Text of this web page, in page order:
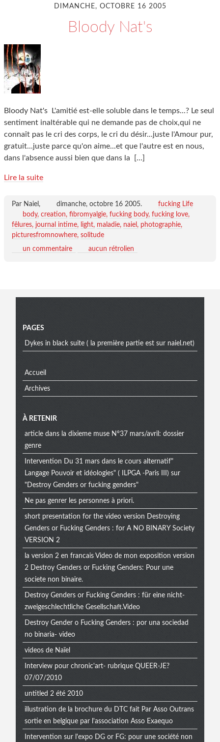
DIMANCHE, OCTOBRE 16 2005
Bloody Nat's
Bloody Nat's L'amitié est-elle soluble dans le temps...? Le seul
sentiment inaltérable qui ne demande pas de choix,qui ne
connaît pas le cri des corps, le cri du désir...juste l'Amour pur,
gratuit...juste parce qu'on aime...et que l'autre est en nous,
dans l'absence aussi bien que dans la
[…]
Lire la suite
Par Naiel, dimanche, octobre 16 2005.
fucking Life
body creation fibromyalgie fucking body fucking love
fêlures journal intime light maladie naiel
photographie
picturesfromnowhere solitude
un commentaire
aucun rétrolien
Menu
PAGES
Dykes in black suite ( la première partie est sur naiel.net)
Accueil
Archives
À RETENIR
article dans la dixieme muse N°37 mars/avril: dossier
genre
Intervention Du 31 mars dans le cours alternatif"
Langage Pouvoir et idéologies" ( ILPGA -Paris III) sur
"Destroy Genders or fucking genders"
Ne pas genrer les personnes à priori.
short presentation for the video version Destroying
Genders or Fucking Genders : for A NO BINARY Society
VERSION 2
la version 2 en francais Video de mon exposition version
2 Destroy Genders or Fucking Genders: Pour une
societe non binaire.
Destroy Genders or Fucking Genders : für eine nicht-
zweigeschlechtliche Gesellschaft.Video
Destroy Gender o Fucking Genders : por una sociedad
no binaria- video
videos de Naïel
Interview pour chronic'art- rubrique QUEER-JE?
07/07/2010
untitled 2 été 2010
illustration de la brochure du DTC fait Par Asso Outrans
sortie en belgique par l'association Asso Exaequo
Intervention sur l'expo DG or FG: pour une société non